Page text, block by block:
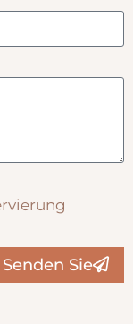
Senden Sie